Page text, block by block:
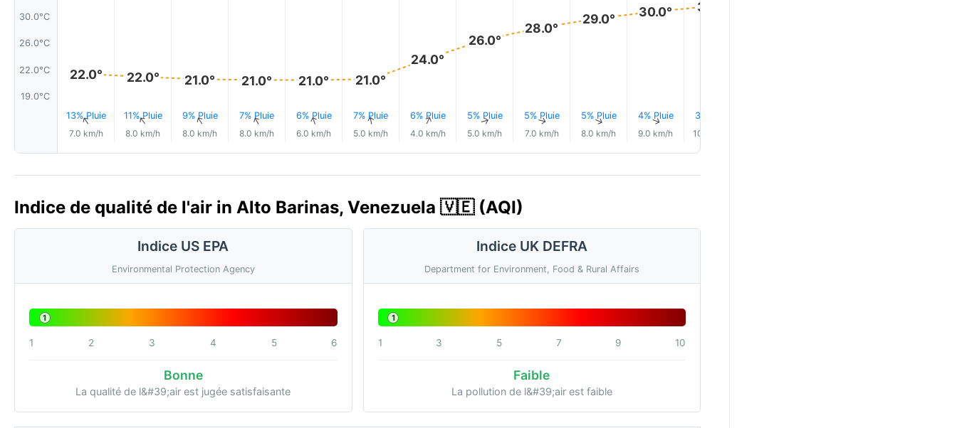
30.0°C
26.0°C
22.0°C
19.0°C
22.0°
13% Pluie
↑
7.0 km/h
22.0°
11% Pluie
↑
8.0 km/h
21.0°
9% Pluie
↑
8.0 km/h
21.0°
7% Pluie
↑
8.0 km/h
21.0°
6% Pluie
↑
6.0 km/h
21.0°
7% Pluie
↑
5.0 km/h
24.0°
6% Pluie
↑
4.0 km/h
26.0°
5% Pluie
↑
5.0 km/h
28.0°
5% Pluie
↑
7.0 km/h
29.0°
5% Pluie
↑
8.0 km/h
30.0°
4% Pluie
↑
9.0 km/h
31.0°
3% Pluie
10.0 km/h
Indice de qualité de l'air in Alto Barinas, Venezuela 🇻🇪 (AQI)
Indice US EPA
Environmental Protection Agency
1
1 2 3 4 5 6
Bonne
La qualité de l&#39;air est jugée satisfaisante
Indice UK DEFRA
Department for Environment, Food & Rural Affairs
1
1 3 5 7 9 10
Faible
La pollution de l&#39;air est faible